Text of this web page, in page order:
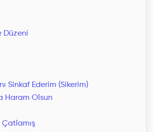
Düzeni
Sinkaf Ederim (Sikerim)
Haram Olsun
Çatlamış